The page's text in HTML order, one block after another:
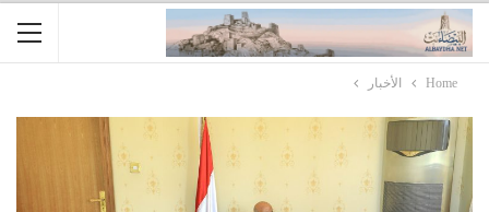
Home الأخبار